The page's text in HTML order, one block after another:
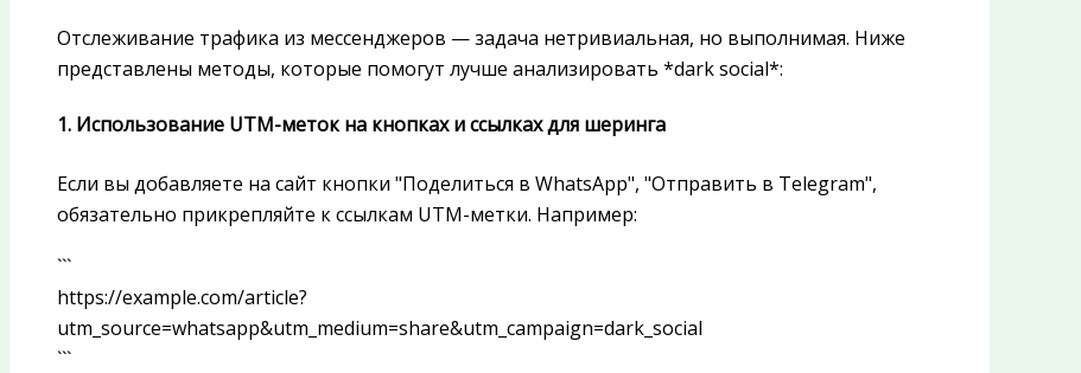
Отслеживание трафика из мессенджеров — задача нетривиальная, но выполнимая. Ниже
представлены методы, которые помогут лучше анализировать *dark social*:
1. Использование UTM-меток на кнопках и ссылках для шеринга
Если вы добавляете на сайт кнопки "Поделиться в WhatsApp", "Отправить в Telegram",
обязательно прикрепляйте к ссылкам UTM-метки. Например:
```
https://example.com/article?
utm_source=whatsapp&utm_medium=share&utm_campaign=dark_social
```